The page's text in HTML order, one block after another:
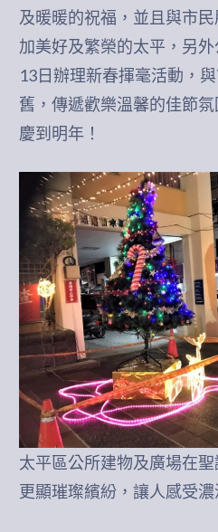
及暖暖的祝福，並且與市
加美好及繁榮的太平，另
13日辦理新春揮毫活動，
舊，傳遞歡樂溫馨的佳節
慶到明年！
太平區公所建物及廣場在
更顯璀璨繽紛，讓人感受